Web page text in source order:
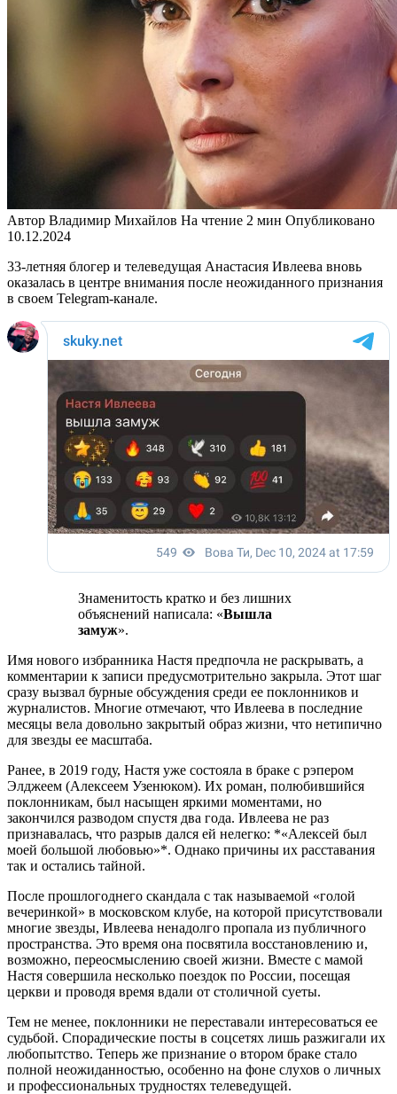
Автор Владимир Михайлов На чтение 2 мин Опубликовано
10.12.2024
33-летняя блогер и телеведущая Анастасия Ивлеева вновь
оказалась в центре внимания после неожиданного признания
в своем Telegram-канале.
Знаменитость кратко и без лишних
объяснений написала: «Вышла
замуж».
Имя нового избранника Настя предпочла не раскрывать, а
комментарии к записи предусмотрительно закрыла. Этот шаг
сразу вызвал бурные обсуждения среди ее поклонников и
журналистов. Многие отмечают, что Ивлеева в последние
месяцы вела довольно закрытый образ жизни, что нетипично
для звезды ее масштаба.
Ранее, в 2019 году, Настя уже состояла в браке с рэпером
Элджеем (Алексеем Узенюком). Их роман, полюбившийся
поклонникам, был насыщен яркими моментами, но
закончился разводом спустя два года. Ивлеева не раз
признавалась, что разрыв дался ей нелегко: *«Алексей был
моей большой любовью»*. Однако причины их расставания
так и остались тайной.
После прошлогоднего скандала с так называемой «голой
вечеринкой» в московском клубе, на которой присутствовали
многие звезды, Ивлеева ненадолго пропала из публичного
пространства. Это время она посвятила восстановлению и,
возможно, переосмыслению своей жизни. Вместе с мамой
Настя совершила несколько поездок по России, посещая
церкви и проводя время вдали от столичной суеты.
Тем не менее, поклонники не переставали интересоваться ее
судьбой. Спорадические посты в соцсетях лишь разжигали их
любопытство. Теперь же признание о втором браке стало
полной неожиданностью, особенно на фоне слухов о личных
и профессиональных трудностях телеведущей.